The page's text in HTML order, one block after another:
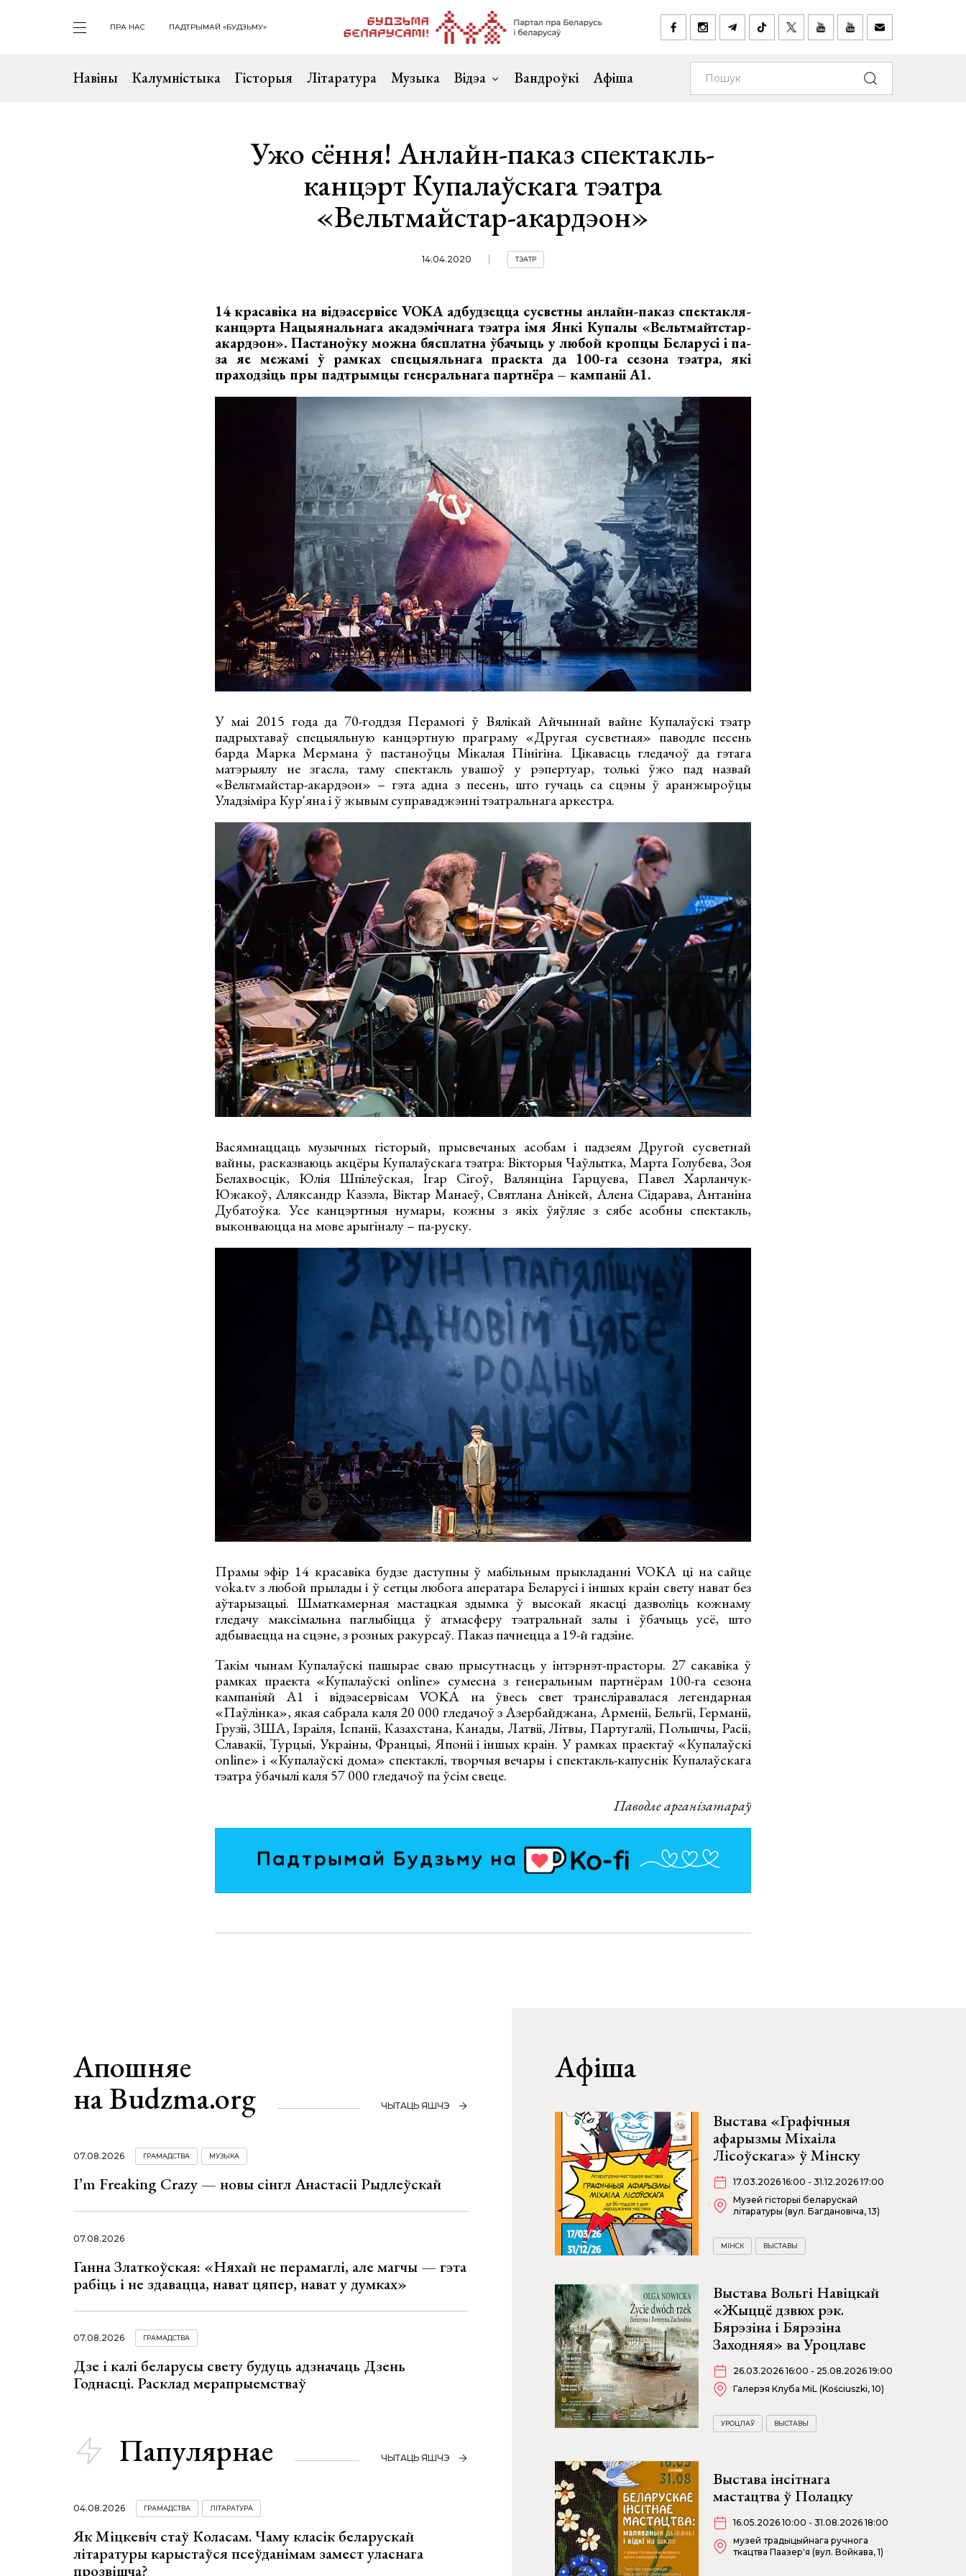
ПРА НАС ПАДТРЫМАЙ «БУДЗЬМУ»
Навіны Калумністыка Гісторыя Літаратура Музыка Відэа Вандроўкі Афіша
Ужо сёння! Анлайн-паказ спектакль-
канцэрт Купалаўскага тэатра
«Вельтмайстар-акардэон»
14.04.2020 ТЭАТР
14 красавіка на відэасервісе VOKA адбудзецца сусветны анлайн-паказ спектакля-
канцэрта Нацыянальнага акадэмічнага тэатра імя Янкі Купалы «Вельтмайтстар-
акардэон». Пастаноўку можна бясплатна ўбачыць у любой кропцы Беларусі і па-
за яе межамі ў рамках спецыяльнага праекта да 100-га сезона тэатра, які
праходзіць пры падтрымцы генеральнага партнёра – кампаніі А1.
У маі 2015 года да 70-годдзя Перамогі ў Вялікай Айчыннай вайне Купалаўскі тэатр
падрыхтаваў спецыяльную канцэртную праграму «Другая сусветная» паводле песень
барда Марка Мермана ў пастаноўцы Мікалая Пінігіна. Цікавасць гледачоў да гэтага
матэрыялу не згасла, таму спектакль увашоў у рэпертуар, толькі ўжо пад назвай
«Вельтмайстар-акардэон» – гэта адна з песень, што гучаць са сцэны ў аранжыроўцы
Уладзіміра Кур'яна і ў жывым суправаджэнні тэатральнага аркестра.
Васямнаццаць музычных гісторый, прысвечаных асобам і падзеям Другой сусветнай
вайны, расказваюць акцёры Купалаўскага тэатра: Вікторыя Чаўлытка, Марта Голубева, Зоя
Белахвосцік, Юлія Шпілеўская, Ігар Сігоў, Валянціна Гарцуева, Павел Харланчук-
Южакоў, Аляксандр Казэла, Віктар Манаеў, Святлана Анікей, Алена Сідарава, Антаніна
Дубатоўка. Усе канцэртныя нумары, кожны з якіх ўяўляе з сябе асобны спектакль,
выконваюцца на мове арыгіналу – па-руску.
Прамы эфір 14 красавіка будзе даступны ў мабільным прыкладанні VOKA ці на сайце
voka.tv з любой прылады і ў сетцы любога аператара Беларусі і іншых краін свету нават без
аўтарызацыі. Шматкамерная мастацкая здымка ў высокай якасці дазволіць кожнаму
гледачу максімальна паглыбіцца ў атмасферу тэатральнай залы і ўбачыць усё, што
адбываецца на сцэне, з розных ракурсаў. Паказ пачнецца а 19-й гадзіне.
Такім чынам Купалаўскі пашырае сваю прысутнасць у інтэрнэт-прасторы. 27 сакавіка ў
рамках праекта «Купалаўскі online» сумесна з генеральным партнёрам 100-га сезона
кампаніяй А1 і відэасервісам VOKA на ўвесь свет трансліравалася легендарная
«Паўлінка», якая сабрала каля 20 000 гледачоў з Азербайджана, Арменіі, Бельгіі, Германіі,
Грузіі, ЗША, Ізраіля, Іспаніі, Казахстана, Канады, Латвіі, Літвы, Партугаліі, Польшчы, Расіі,
Славакіі, Турцыі, Украіны, Францыі, Японіі і іншых краін. У рамках праектаў «Купалаўскі
online» і «Купалаўскі дома» спектаклі, творчыя вечары і спектакль-капуснік Купалаўскага
тэатра ўбачылі каля 57 000 гледачоў па ўсім свеце.
Паводле арганізатараў
Апошняе
на Budzma.org
ЧЫТАЦЬ ЯШЧЭ
07.08.2026 ГРАМАДСТВА МУЗЫКА
I’m Freaking Crazy — новы сінгл Анастасіі Рыдлеўскай
07.08.2026
Ганна Златкоўская: «Няхай не перамаглі, але магчы — гэта
рабіць і не здавацца, нават цяпер, нават у думках»
07.08.2026 ГРАМАДСТВА
Дзе і калі беларусы свету будуць адзначаць Дзень
Годнасці. Расклад мерапрыемстваў
Папулярнае ЧЫТАЦЬ ЯШЧЭ
04.08.2026 ГРАМАДСТВА ЛІТАРАТУРА
Як Міцкевіч стаў Коласам. Чаму класік беларускай
літаратуры карыстаўся псеўданімам замест уласнага
прозвішча?
Афіша
Выстава «Графічныя
афарызмы Міхаіла
Лісоўскага» ў Мінску
17.03.2026 16:00 - 31.12.2026 17:00
Музей гісторыі беларускай
літаратуры (вул. Багдановіча, 13)
МІНСК ВЫСТАВЫ
Выстава Вольгі Навіцкай
«Жыццё дзвюх рэк.
Бярэзіна і Бярэзіна
Заходняя» ва Уроцлаве
26.03.2026 16:00 - 25.08.2026 19:00
Галерэя Клуба MiL (Kościuszki, 10)
УРОЦЛАЎ ВЫСТАВЫ
Выстава інсітнага
мастацтва ў Полацку
16.05.2026 10:00 - 31.08.2026 18:00
музей традыцыйнага ручнога
ткацтва Паазер'я (вул. Войкава, 1)